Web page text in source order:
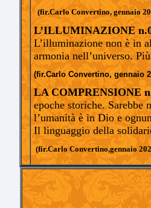
(fir.Carlo Convertino, gennaio
L’ILLUMINAZIONE
L’illuminazione non è in
armonia nell’universo.
(fir.Carlo Convertino, gennaio
LA COMPRENSIONE
epoche storiche. Sarebbe
l’umanità è in Dio e
Il linguaggio della
(fir.Carlo Convertino,gennaio